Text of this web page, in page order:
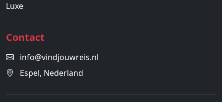
Luxe
Contact
info@vindjouwreis.nl
Espel, Nederland